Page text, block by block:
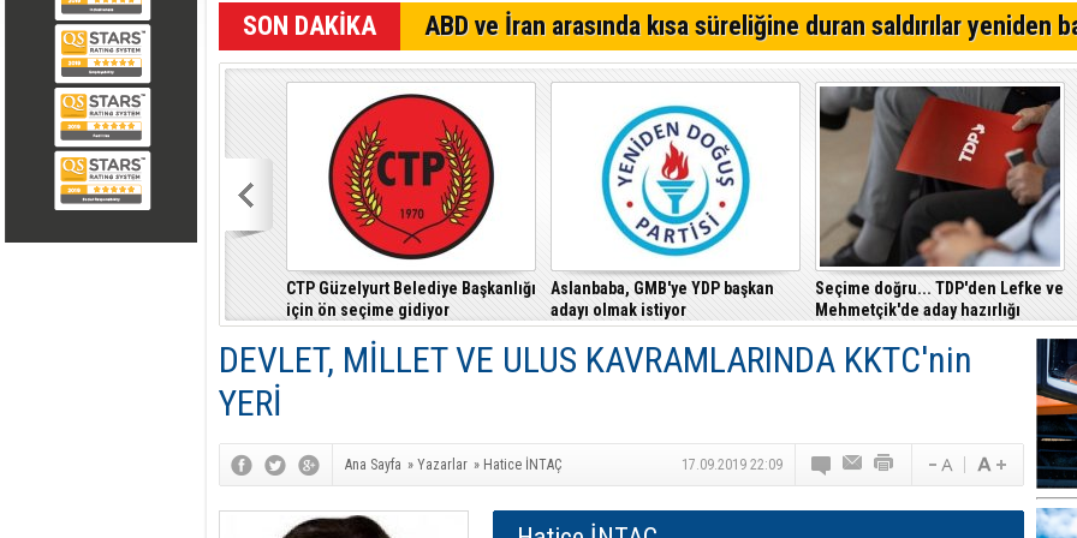
CTP, Cezaevi Disiplin Tüzüğü’nde yapılan değişiklikleri
Mahkemesi’ne taşıdı
Girne – Çamlıbel ana yolunda ölümlü kaza… Turan Obalı
SON DAKİKA ABD ve İran arasında kısa süreliğine duran saldırılar yeniden
CTP Güzelyurt Belediye Başkanlığı
için ön seçime gidiyor
Aslanbaba, GMB'ye YDP başkan
adayı olmak istiyor
Seçime doğru... TDP'den Lefke ve
Mehmetçik'de aday hazırlığı
DEVLET, MİLLET VE ULUS KAVRAMLARINDA KKTC'nin
YERİ
Ana Sayfa » Yazarlar » Hatice İNTAÇ 17.09.2019 22:09